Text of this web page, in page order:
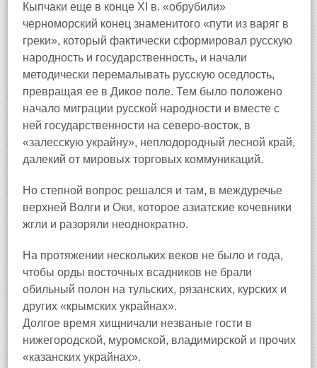
Кыпчаки еще в конце XI в. «обрубили»
черноморский конец знаменитого «пути из варяг в
греки», который фактически сформировал русскую
народность и государственность, и начали
методически перемалывать русскую оседлость,
превращая ее в Дикое поле. Тем было положено
начало миграции русской народности и вместе с
ней государственности на северо-восток, в
«залесскую украйну», неплодородный лесной край,
далекий от мировых торговых коммуникаций.
Но степной вопрос решался и там, в междуречье
верхней Волги и Оки, которое азиатские кочевники
жгли и разоряли неоднократно.
На протяжении нескольких веков не было и года,
чтобы орды восточных всадников не брали
обильный полон на тульских, рязанских, курских и
других «крымских украйнах».
Долгое время хищничали незваные гости в
нижегородской, муромской, владимирской и прочих
«казанских украйнах».